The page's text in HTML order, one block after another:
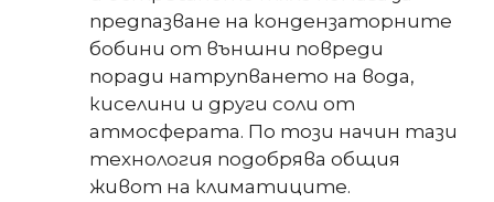
предпазване на кондензаторните
бобини от външни повреди
поради натрупването на вода,
киселини и други соли от
атмосферата. По този начин тази
технология подобрява общия
живот на климатиците.